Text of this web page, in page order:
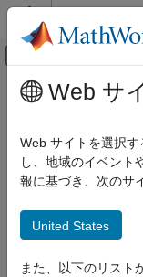
コンテンツへスキップ
オフキャ
ドキュメンテーションの
Simscape
Foundation ブロック ライ
湿り空気システム
Simscape
メインコンテンツ
車両
この例では、車両
おける湿り空気の
を交換する湿り空
は、再循環フラ
ーターを経由して
Web サ
Web サイトを選択
し、地域のイベント
報に基づき、次のサ
United States
また、以下のリスト